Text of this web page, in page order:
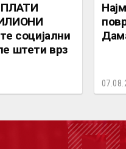
социјални
штети врз